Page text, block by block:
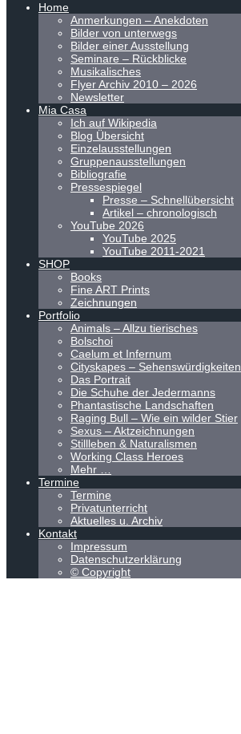
Home
Anmerkungen – Anekdoten
Bilder von unterwegs
Bilder einer Ausstellung
Seminare – Rückblicke
Musikalisches
Flyer Archiv 2010 – 2026
Newsletter
Mia Casa
Ich auf Wikipedia
Blog Übersicht
Einzelausstellungen
Gruppenausstellungen
Bibliografie
Pressespiegel
Presse – Schnellübersicht
Artikel – chronologisch
YouTube 2026
YouTube 2025
YouTube 2011-2021
SHOP
Books
Fine ART Prints
Zeichnungen
Portfolio
Animals – Allzu tierisches
Bolschoi
Caelum et Infernum
Cityskapes – Sehenswürdigkeiten
Das Portrait
Die Schuhe der Jedermanns
Phantastische Landschaften
Raging Bull – Wie ein wilder Stier
Sexus – Aktzeichnungen
Stillleben & Naturalismen
Working Class Heroes
Mehr …
Termine
Termine
Privatunterricht
Aktuelles u. Archiv
Kontakt
Impressum
Datenschutzerklärung
© Copyright